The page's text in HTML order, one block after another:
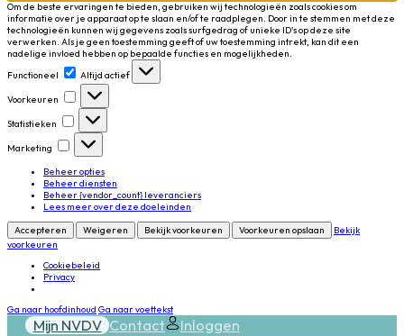
Om de beste ervaringen te bieden, gebruiken wij technologieën zoals cookies om
informatie over je apparaat op te slaan en/of te raadplegen. Door in te stemmen met deze
technologieën kunnen wij gegevens zoals surfgedrag of unieke ID's op deze site
verwerken. Als je geen toestemming geeft of uw toestemming intrekt, kan dit een
nadelige invloed hebben op bepaalde functies en mogelijkheden.
Functioneel
Altijd actief
Voorkeuren
Voorkeuren
Statistieken
Statistieken
Marketing
Marketing
Beheer opties
Beheer diensten
Beheer {vendor_count} leveranciers
Lees meer over deze doeleinden
Accepteren
Weigeren Bekijk voorkeuren Voorkeuren opslaan
Bekijk
voorkeuren
Cookiebeleid
Privacy
Ga naar hoofdinhoud Ga naar voettekst
Mijn NVDV Contact Inloggen